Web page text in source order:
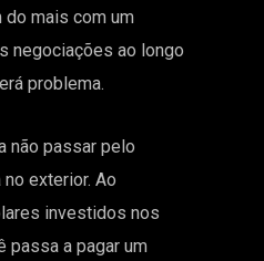
do mais com um
negociações ao longo
problema.
não passar pelo
exterior. Ao
investidos nos
passa a pagar um